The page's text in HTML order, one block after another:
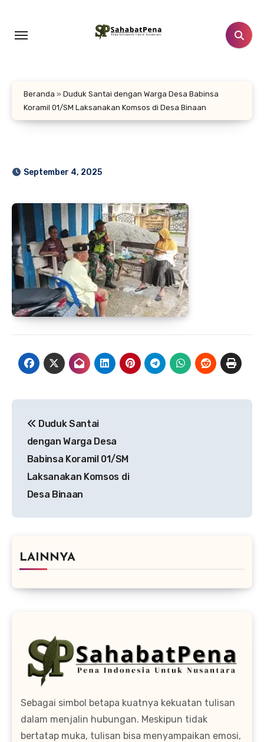
konten
Beranda » Duduk Santai dengan Warga Desa Babinsa
Koramil 01/SM Laksanakan Komsos di Desa Binaan
September 4, 2025
pos
Duduk Santai
dengan Warga Desa
Babinsa Koramil 01/SM
Laksanakan Komsos di
Desa Binaan
LAINNYA
Sebagai simbol betapa kuatnya kekuatan tulisan
dalam menjalin hubungan. Meskipun tidak
bertatap muka, tulisan bisa menyampaikan emosi,